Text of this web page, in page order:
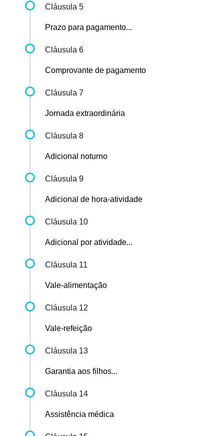
Cláusula 5
Prazo para pagamento...
Cláusula 6
Comprovante de pagamento
Cláusula 7
Jornada extraordinária
Cláusula 8
Adicional noturno
Cláusula 9
Adicional de hora-atividade
Cláusula 10
Adicional por atividade...
Cláusula 11
Vale-alimentação
Cláusula 12
Vale-refeição
Cláusula 13
Garantia aos filhos...
Cláusula 14
Assistência médica